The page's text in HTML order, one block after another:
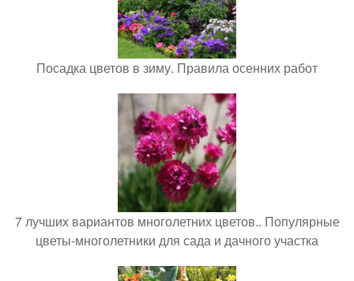
Посадка цветов в зиму. Правила осенних работ
7 лучших вариантов многолетних цветов.. Популярные
цветы-многолетники для сада и дачного участка